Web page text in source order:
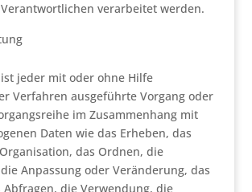
verarbeitet werden.
jeder mit oder ohne Hilfe
Verfahren ausgeführte Vorgang oder
im Zusammenhang mit
Daten wie das Erheben, das
das Ordnen, die
Anpassung oder Veränderung, das
Abfragen, die Verwendung, die